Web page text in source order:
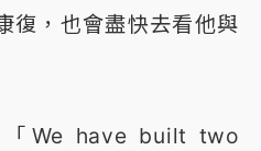
復，也會盡快去看他與
We have built two